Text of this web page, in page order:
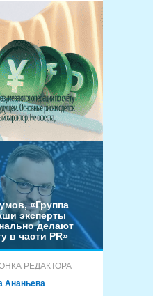
«Группа
эксперты
делают
в части PR»
РЕДАКТОРА
Ананьева